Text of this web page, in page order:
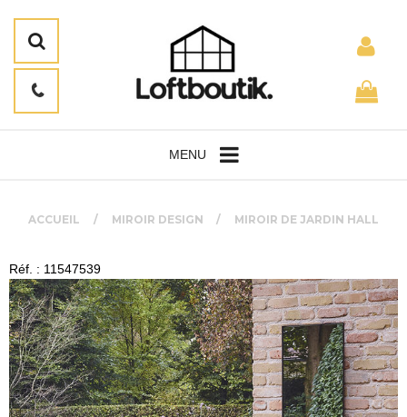
MENU
ACCUEIL MIROIR DESIGN MIROIR DE JARDIN HALL
Réf. : 11547539